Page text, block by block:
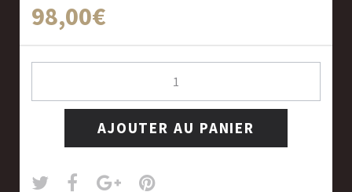
98,00€
AJOUTER AU PANIER